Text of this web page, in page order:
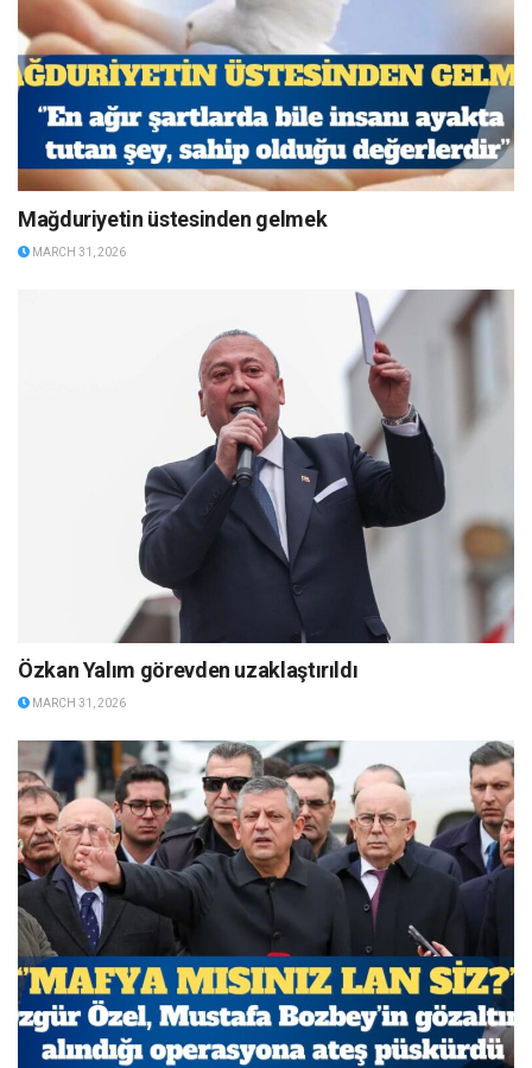
Mağduriyetin üstesinden gelmek
MARCH 31, 2026
Özkan Yalım görevden uzaklaştırıldı
MARCH 31, 2026